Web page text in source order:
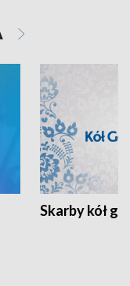
Skarby kół